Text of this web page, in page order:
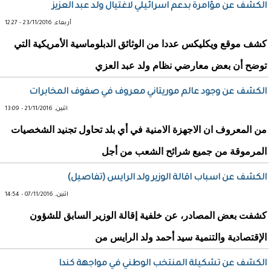
الكشف عن مؤامرة بدعم اسرائيلي لاغتيال ولد عبد العزيز
أربعاء, 23/11/2016 - 12:27
كشف موقع ويكليكس عددا من الوثائق الدبلوماسية الأمريكية التي
توضح أن بعض معارضي نظام ولد عبد العزي
الكشف عن وجود عالم موريتاني معروف في صفوف المخابرات
اثنين, 21/11/2016 - 13:09
من المعروف ان الاجهزة الامنية في أي بلد تحاول تجنيد الشخصيات
المرموقة من جميع شرائح الشعب من أجل
الكشف عن اسباب اقالة الوزير ولد الرايس (تفاصيل)
اثنين, 07/11/2016 - 14:54
كشفت بعض المصادر، عن خلفية إقالة الوزير السابق للشؤون
الإقتصادية والتنمية سيد أحمد ولد الرايس من
الكشف عن تشكيلة المنتخب الوطني في مواجهة كندا